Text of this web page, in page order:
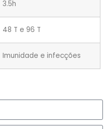
3.5h
48 T e 96 T
Imunidade e infecções